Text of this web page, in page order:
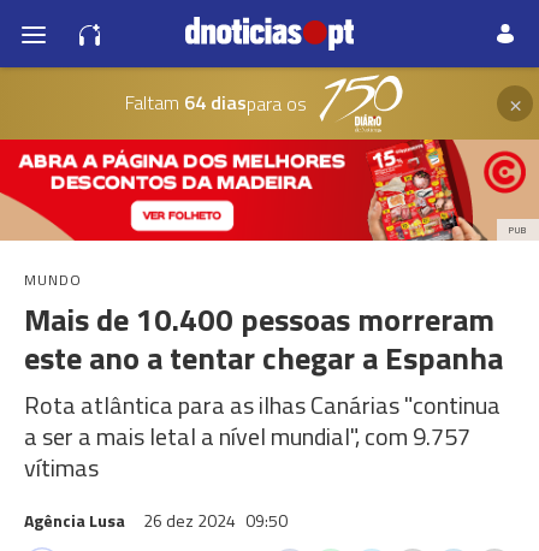
Faltam 64 diaspara os ×
PUB
MUNDO
Mais de 10.400 pessoas morreram
este ano a tentar chegar a Espanha
Rota atlântica para as ilhas Canárias "continua
a ser a mais letal a nível mundial", com 9.757
vítimas
Agência Lusa 26 dez 2024 09:50